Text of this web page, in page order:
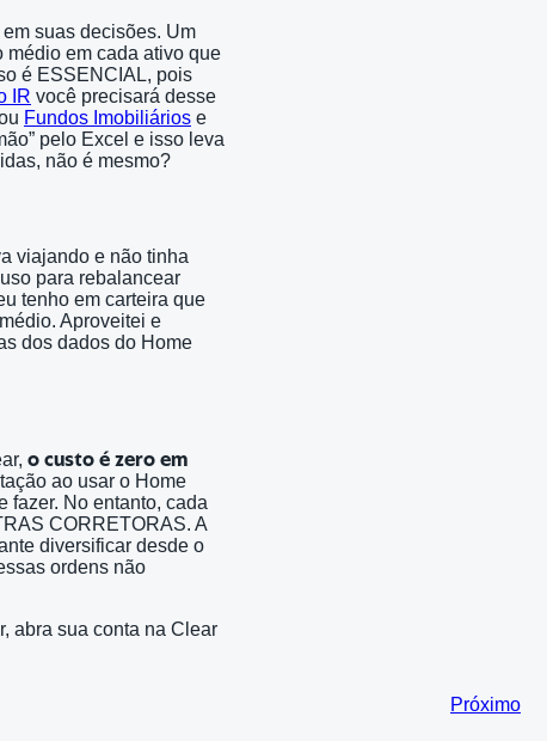
suas decisões. Um
médio em cada ativo que
é ESSENCIAL, pois
IR você precisará desse
Fundos Imobiliários e
pelo Excel e isso leva
não é mesmo?
viajando e não tinha
para rebalancear
tenho em carteira que
Aproveitei e
dos dados do Home
o custo é zero em
ao usar o Home
fazer. No entanto, cada
CORRETORAS. A
diversificar desde o
ordens não
abra sua conta na Clear
Próximo